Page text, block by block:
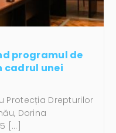
programul de
unei
Protecția Drepturilor
Dorina
[…]